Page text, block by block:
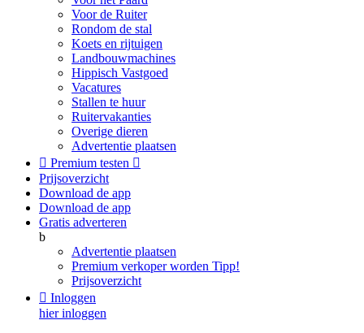
Voor de Ruiter
Rondom de stal
Koets en rijtuigen
Landbouwmachines
Hippisch Vastgoed
Vacatures
Stallen te huur
Ruitervakanties
Overige dieren
Advertentie plaatsen
 Premium testen 
Prijsoverzicht
Download de app
Download de app
Gratis adverteren
b
Advertentie plaatsen
Premium verkoper worden Tipp!
Prijsoverzicht
 Inloggen
hier inloggen